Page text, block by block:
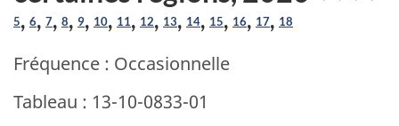
5, 6, 7, 8, 9, 10, 11, 12, 13, 14, 15, 16, 17, 18
Fréquence : Occasionnelle
Tableau : 13-10-0833-01